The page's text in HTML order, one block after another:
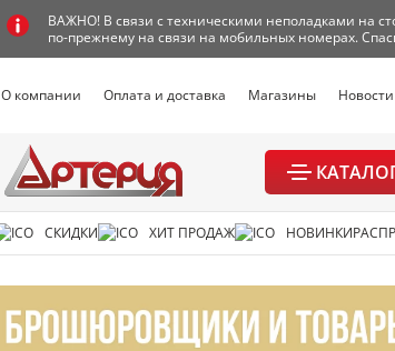
ВАЖНО! В связи с техническими неполадками на
по-прежнему на связи на мобильных номерах.
О компании Оплата и доставка Магазины Новости
СКИДКИ ХИТ ПРОДАЖ НОВИНКИ